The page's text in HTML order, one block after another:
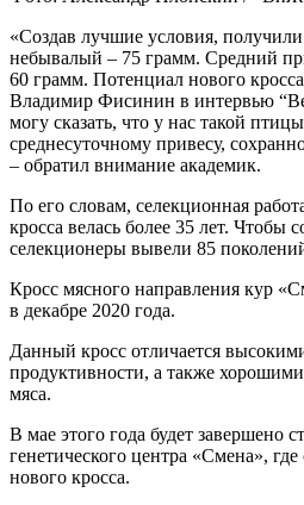
«Создав лучшие условия,
небывалый – 75 грамм. Средний
60 грамм. Потенциал нового
Владимир Фисинин в интервью
могу сказать, что у нас такой
среднесуточному привесу,
– обратил внимание академик.
По его словам, селекционная
кросса велась более 35 лет. Чтобы
селекционеры вывели 85
Кросс мясного направления кур
в декабре 2020 года.
Данный кросс отличается
продуктивности, а также
мяса.
В мае этого года будет завершено
генетического центра «Смена»,
нового кросса.